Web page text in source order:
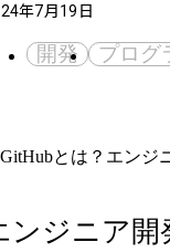
年7月19日
開発 プログ
ンジニア開